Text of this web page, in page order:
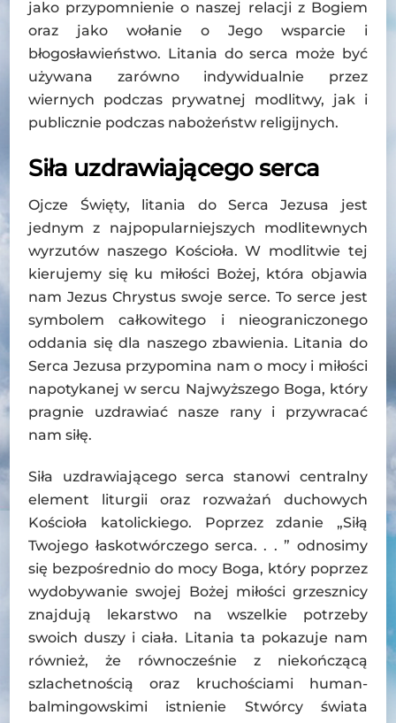
jako przypomnienie o naszej relacji z Bogiem
oraz jako wołanie o Jego wsparcie i
błogosławieństwo. Litania do serca może być
używana zarówno indywidualnie przez
wiernych podczas prywatnej modlitwy, jak i
publicznie podczas nabożeństw religijnych.
Siła uzdrawiającego serca
Ojcze Święty, litania do Serca Jezusa jest
jednym z najpopularniejszych modlitewnych
wyrzutów naszego Kościoła. W modlitwie tej
kierujemy się ku miłości Bożej, która objawia
nam Jezus Chrystus swoje serce. To serce jest
symbolem całkowitego i nieograniczonego
oddania się dla naszego zbawienia. Litania do
Serca Jezusa przypomina nam o mocy i miłości
napotykanej w sercu Najwyższego Boga, który
pragnie uzdrawiać nasze rany i przywracać
nam siłę.
Siła uzdrawiającego serca stanowi centralny
element liturgii oraz rozważań duchowych
Kościoła katolickiego. Poprzez zdanie „Siłą
Twojego łaskotwórczego serca. . . ” odnosimy
się bezpośrednio do mocy Boga, który poprzez
wydobywanie swojej Bożej miłości grzesznicy
znajdują lekarstwo na wszelkie potrzeby
swoich duszy i ciała. Litania ta pokazuje nam
również, że równocześnie z niekończącą
szlachetnością oraz kruchościami human-
balmingowskimi istnienie Stwórcy świata